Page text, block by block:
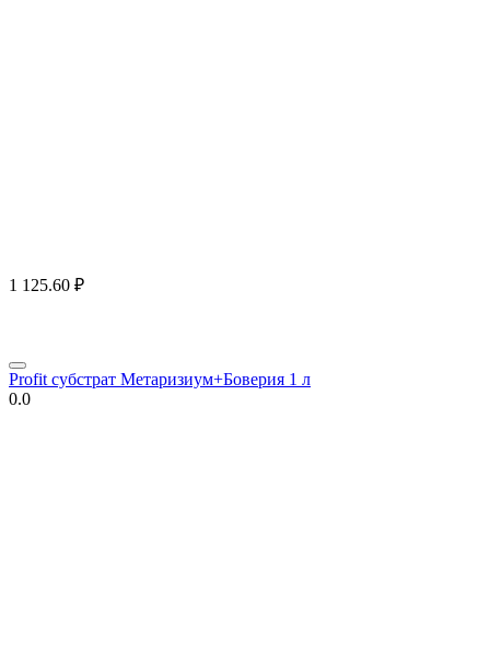
1 125.60 ₽
Profit субстрат Метаризиум+Боверия 1 л
0.0